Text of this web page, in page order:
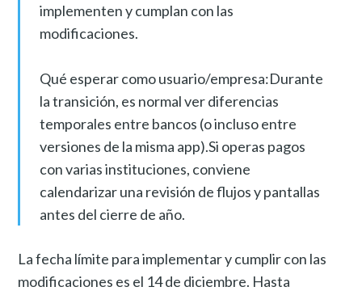
implementen y cumplan con las
modificaciones.
Qué esperar como usuario/empresa:Durante
la transición, es normal ver diferencias
temporales entre bancos (o incluso entre
versiones de la misma app).Si operas pagos
con varias instituciones, conviene
calendarizar una revisión de flujos y pantallas
antes del cierre de año.
La fecha límite para implementar y cumplir con las
modificaciones es el 14 de diciembre. Hasta